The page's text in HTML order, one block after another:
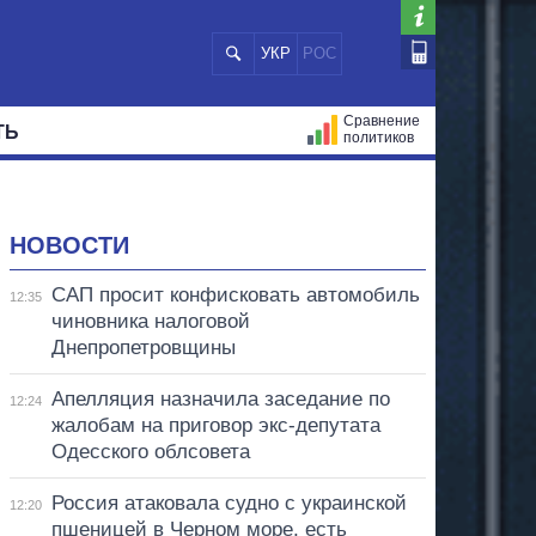
УКР РОС
Сравнение
политиков
НОВОСТИ
12:35
САП просит конфисковать автомобиль
чиновника налоговой
Днепропетровщины
12:24
Апелляция назначила заседание по
жалобам на приговор экс-депутата
Одесского облсовета
12:20
Россия атаковала судно с украинской
пшеницей в Черном море, есть